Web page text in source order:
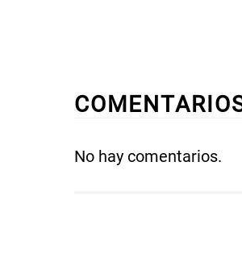
No hay comentarios.